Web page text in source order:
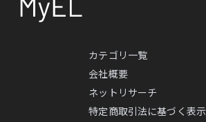
カテゴリ一覧
会社概要
ネットリサーチ
特定商取引法に基づく表示